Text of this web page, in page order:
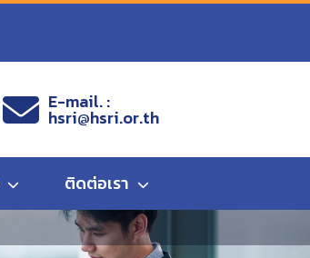
E-mail. :
hsri@hsri.or.th
ติดต่อเรา